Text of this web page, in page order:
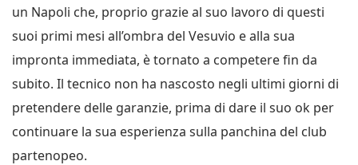
un Napoli che, proprio grazie al suo lavoro di questi
suoi primi mesi all’ombra del Vesuvio e alla sua
impronta immediata, è tornato a competere fin da
subito. Il tecnico non ha nascosto negli ultimi giorni di
pretendere delle garanzie, prima di dare il suo ok per
continuare la sua esperienza sulla panchina del club
partenopeo.